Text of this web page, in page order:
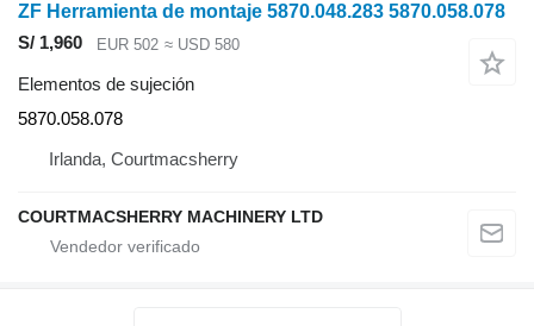
ZF Herramienta de montaje 5870.048.283 5870.058.078
S/ 1,960
EUR 502 ≈ USD 580
Elementos de sujeción
5870.058.078
Irlanda, Courtmacsherry
COURTMACSHERRY MACHINERY LTD